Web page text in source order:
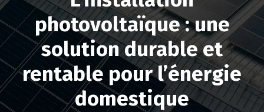
photovoltaïque : une
solution durable et
rentable pour l’énergie
domestique